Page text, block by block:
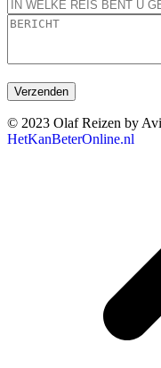
© 2023 Olaf Reizen by
HetKanBeterOnline.nl